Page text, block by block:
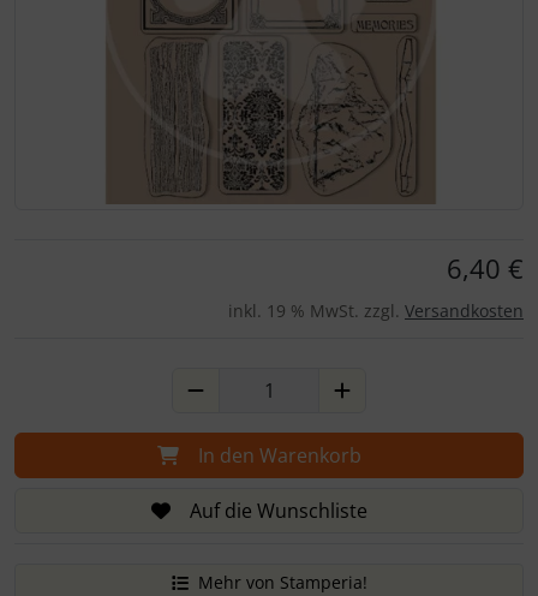
6,40 €
inkl. 19 % MwSt. zzgl. Versandkosten
In den Warenkorb
Auf die Wunschliste
Mehr von Stamperia!